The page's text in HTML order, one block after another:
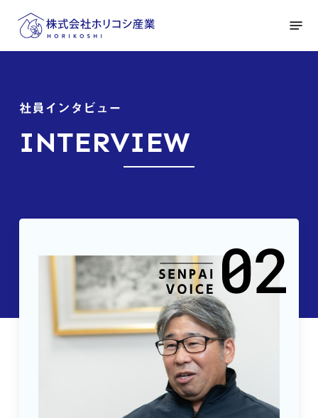
社員インタビュー
INTERVIEW